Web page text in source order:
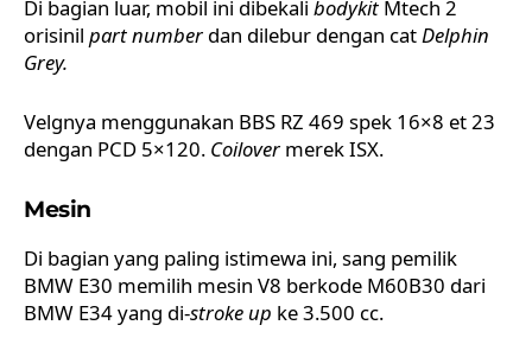
Di bagian luar, mobil ini dibekali bodykit Mtech 2
orisinil part number dan dilebur dengan catDelphin
Grey.
Velgnya menggunakan BBS RZ 469 spek 16×8 et 23
dengan PCD 5×120. Coilover merek ISX.
Mesin
Di bagian yang paling istimewa ini, sang pemilik
BMW E30 memilih mesin V8 berkode M60B30 dari
BMW E34 yang di-stroke up ke 3.500 cc.